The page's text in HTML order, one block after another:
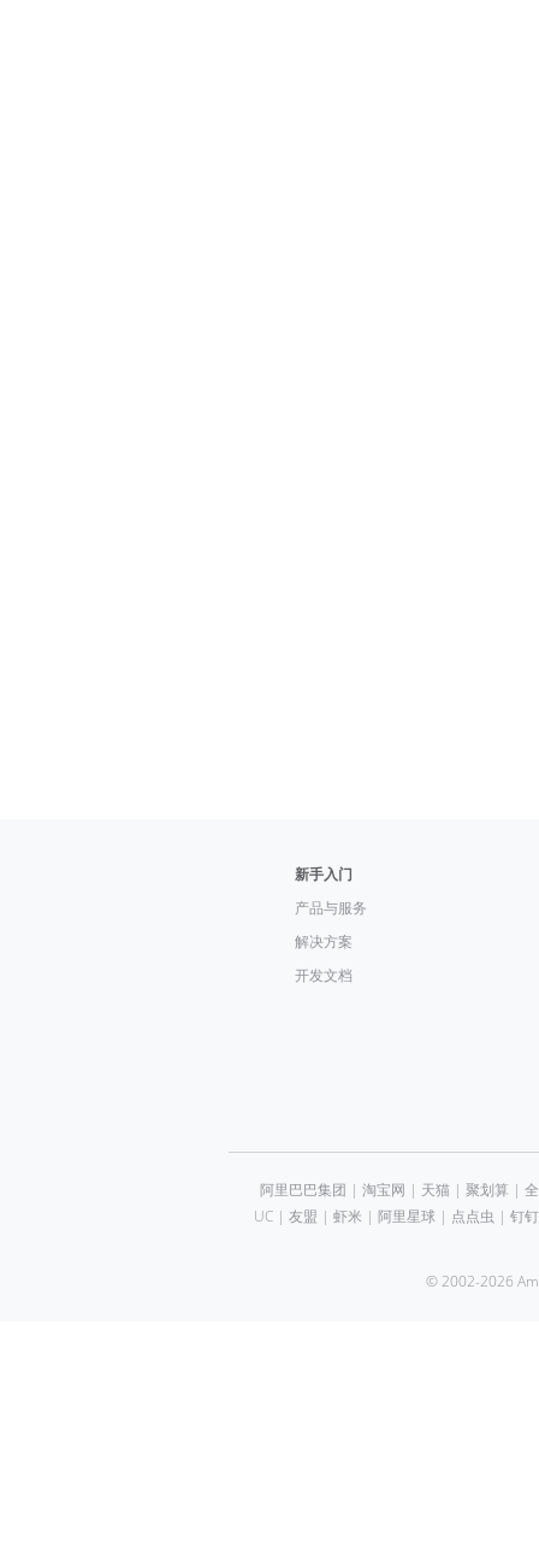
新手入门
产品与服务
解决方案
开发文档
阿里巴巴集团 | 淘宝网 | 天猫| 聚划算 |
UC| 友盟 | 虾米 | 阿里星球| 点点虫 | 钉钉
© 2002-2026